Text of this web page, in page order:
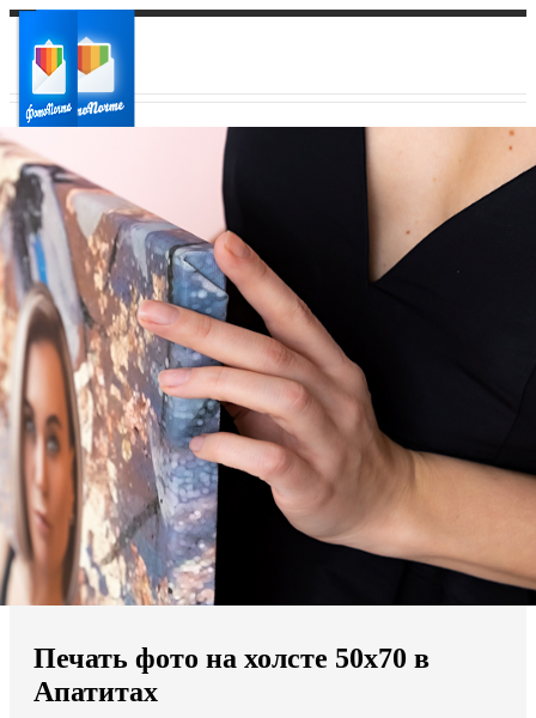
Ваш город:
Ваш регион доставки
Выберите из списка:
Мы доставляем по всему миру
Продолжить без города
Печать фото на холсте 50х70 в
Апатитах